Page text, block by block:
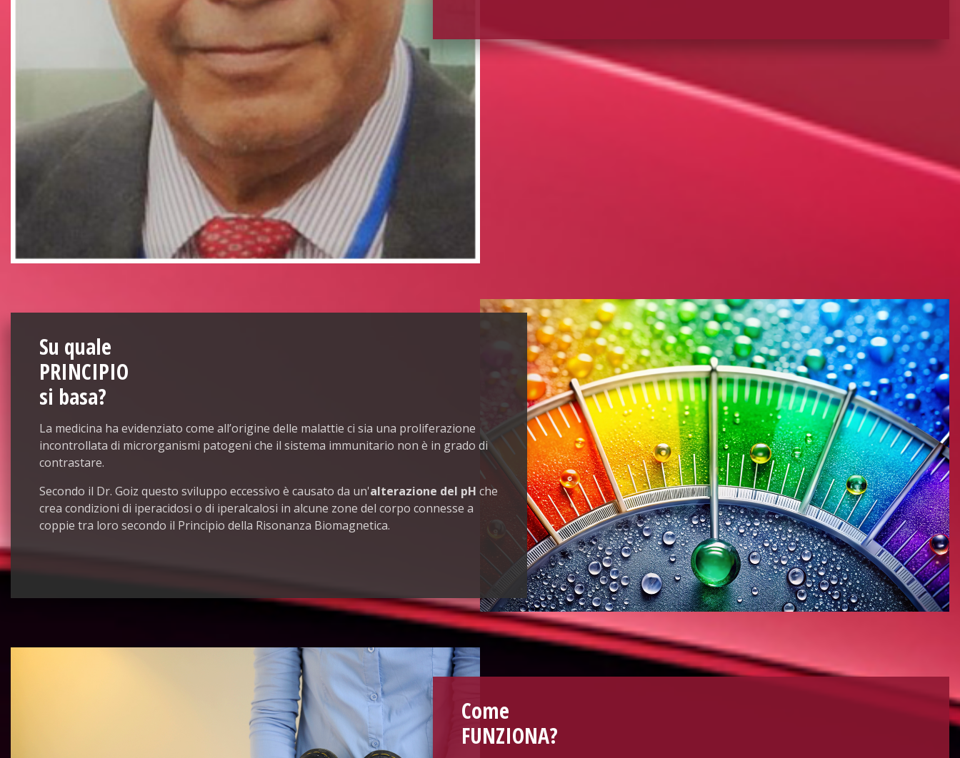
Su quale
PRINCIPIO
si basa?
La medicina ha evidenziato come all’origine delle malattie ci sia una proliferazione
incontrollata di microrganismi patogeni che il sistema immunitario non è in grado di
contrastare.
Secondo il Dr. Goiz questo sviluppo eccessivo è causato da un'alterazione del pH che
crea condizioni di iperacidosi o di iperalcalosi in alcune zone del corpo connesse a
coppie tra loro secondo il Principio della Risonanza Biomagnetica.
Come
FUNZIONA?